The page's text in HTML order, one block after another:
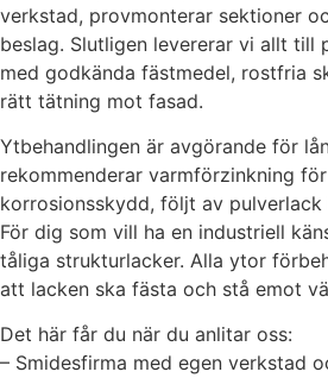
verkstad, provmonterar sektioner
beslag. Slutligen levererar vi allt till
med godkända fästmedel, rostfria
rätt tätning mot fasad.
Ytbehandlingen är avgörande för
rekommenderar varmförzinkning
korrosionsskydd, följt av pulverlack
För dig som vill ha en industriell
tåliga strukturlacker. Alla ytor
att lacken ska fästa och stå emot
Det här får du när du anlitar oss:
– Smidesfirma med egen verkstad